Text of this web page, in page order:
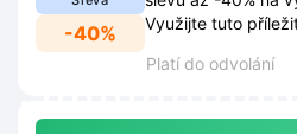
-40%
Využijte tuto
Platí do odvolání